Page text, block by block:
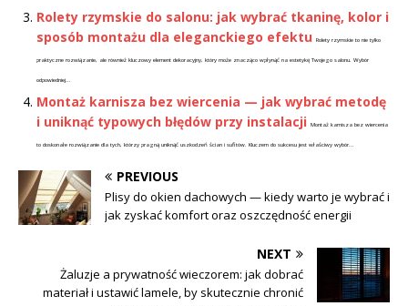
Rolety rzymskie do salonu: jak wybrać tkaninę, kolor i
sposób montażu dla eleganckiego efektu
Rolety rzymskie to nie tylko
praktyczne rozwiązanie, ale również kluczowy element dekoracyjny, który może znacząco wpłynąć na estetykę Twojego salonu. Wybór
odpowiedniej...
Montaż karnisza bez wiercenia — jak wybrać metodę
i uniknąć typowych błędów przy instalacji
Montaż karnisza bez wiercenia
to doskonałe rozwiązanie dla tych, którzy pragną uniknąć uszkodzeń ścian i sufitów. Kluczem do sukcesu jest właściwy wybór...
PREVIOUS
Plisy do okien dachowych — kiedy warto je wybrać i
jak zyskać komfort oraz oszczędność energii
NEXT
Żaluzje a prywatność wieczorem: jak dobrać
materiał i ustawić lamele, by skutecznie chronić